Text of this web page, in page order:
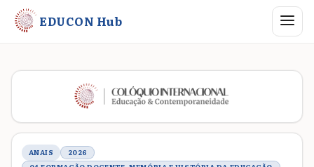
EDUCON Hub Abrir
Metadados do trabalho
ANAIS
2026